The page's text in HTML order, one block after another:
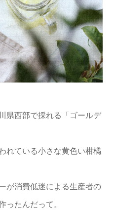
県西部で採れる「ゴールデ
れている小さな黄色い柑橘
が消費低迷による生産者の
ったんだって。